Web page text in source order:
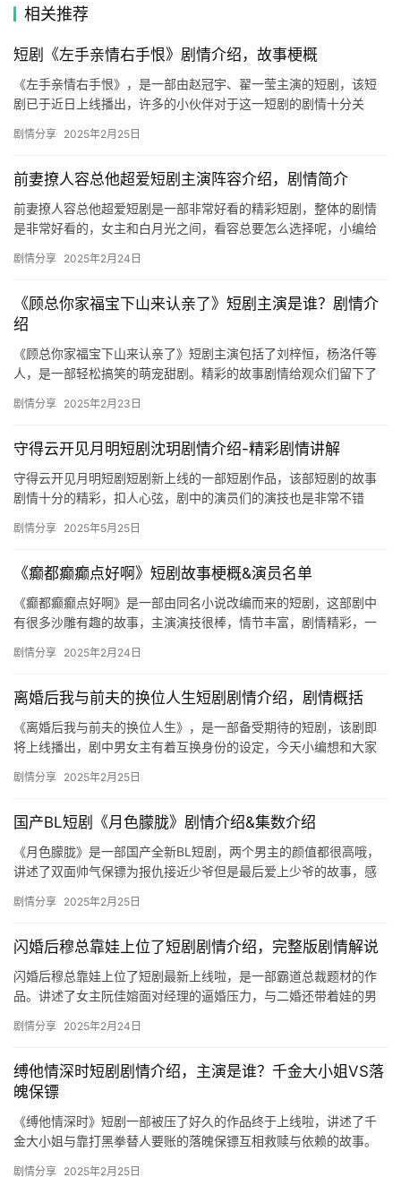
剧
剧
场
相关推荐
短剧《左手亲情右手恨》剧情介绍，故事梗概
《左手亲情右手恨》，是一部由赵冠宇、翟一莹主演的短剧，该短
剧已于近日上线播出，许多的小伙伴对于这一短剧的剧情十分关
吧！ 短剧…
剧情分享 2025年2月25日
前妻撩人容总他超爱短剧主演阵容介绍，剧情简介
前妻撩人容总他超爱短剧是一部非常好看的精彩短剧，整体的剧情
是非常好看的，女主和白月光之间，看容总要怎么选择呢，小编给
他超…
剧情分享 2025年2月24日
《顾总你家福宝下山来认亲了》短剧主演是谁？剧情介
绍
《顾总你家福宝下山来认亲了》短剧主演包括了刘梓恒，杨洛仟等
人，是一部轻松搞笑的萌宠甜剧。精彩的故事剧情给观众们留下了
《顾总…
剧情分享 2025年2月23日
守得云开见月明短剧沈玥剧情介绍-精彩剧情讲解
守得云开见月明短剧短剧新上线的一部短剧作品，该部短剧的故事
剧情十分的精彩，扣人心弦，剧中的演员们的演技也是非常不错
短剧…
剧情分享 2025年5月25日
《癫都癫癫点好啊》短剧故事梗概&演员名单
《癫都癫癫点好啊》是一部由同名小说改编而来的短剧，这部剧中
有很多沙雕有趣的故事，主演演技很棒，情节丰富，剧情精彩，一
剧情分享 2025年2月24日
离婚后我与前夫的换位人生短剧剧情介绍，剧情概括
《离婚后我与前夫的换位人生》，是一部备受期待的短剧，该剧即
将上线播出，剧中男女主有着互换身份的设定，今天小编想和大家
看吧！…
剧情分享 2025年2月25日
国产BL短剧《月色朦胧》剧情介绍&集数介绍
《月色朦胧》是一部国产全新BL短剧，两个男主的颜值都很高哦，
讲述了双面帅气保镖为报仇接近少爷但是最后爱上少爷的故事，感
富…
剧情分享 2025年2月25日
闪婚后穆总靠娃上位了短剧剧情介绍，完整版剧情解说
闪婚后穆总靠娃上位了短剧最新上线啦，是一部霸道总裁题材的作
品。讲述了女主阮佳嫆面对经理的逼婚压力，与二婚还带着娃的男
更…
剧情分享 2025年2月24日
缚他情深时短剧剧情介绍，主演是谁？千金大小姐VS落
魄保镖
《缚他情深时》短剧一部被压了好久的作品终于上线啦，讲述了千
金大小姐与靠打黑拳替人要账的落魄保镖互相救赎与依赖的故事。
剧情分享 2025年2月25日